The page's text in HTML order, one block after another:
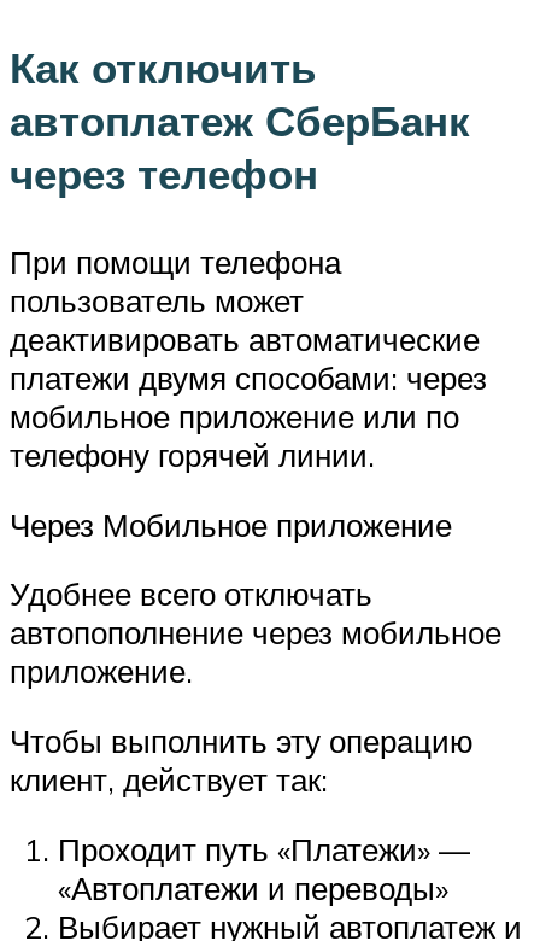
Как отключить
автоплатеж СберБанк
через телефон
При помощи телефона
пользователь может
деактивировать автоматические
платежи двумя способами: через
мобильное приложение или по
телефону горячей линии.
Через Мобильное приложение
Удобнее всего отключать
автопополнение через мобильное
приложение.
Чтобы выполнить эту операцию
клиент, действует так:
Проходит путь «Платежи» —
«Автоплатежи и переводы»
Выбирает нужный автоплатеж и